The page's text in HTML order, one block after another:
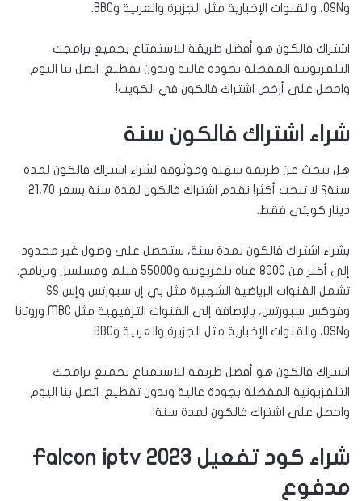
وOSN، والقنوات الإخبارية مثل الجزيرة والعربية وBBC.
اشتراك فالكون هو أفضل طريقة للاستمتاع بجميع برامجك
التلفزيونية المفضلة بجودة عالية وبدون تقطيع. اتصل بنا اليوم
واحصل على أرخص اشتراك فالكون في الكويت!
شراء اشتراك فالكون سنة
هل تبحث عن طريقة سهلة وموثوقة لشراء اشتراك فالكون لمدة
سنة؟ لا تبحث أكثر! نقدم اشتراك فالكون لمدة سنة بسعر 21,70
دينار كويتي فقط.
بشراء اشتراك فالكون لمدة سنة، ستحصل على وصول غير محدود
إلى أكثر من 8000 قناة تلفزيونية و55000 فيلم ومسلسل وبرنامج.
تشمل القنوات الرياضية الشهيرة مثل بي إن سبورتس وإس SS
وفوكس سبورتس، بالإضافة إلى القنوات الترفيهية مثل MBC وروتانا
وOSN، والقنوات الإخبارية مثل الجزيرة والعربية وBBC.
اشتراك فالكون هو أفضل طريقة للاستمتاع بجميع برامجك
التلفزيونية المفضلة بجودة عالية وبدون تقطيع. اتصل بنا اليوم
واحصل على اشتراك فالكون لمدة سنة!
شراء كود تفعيل Falcon iptv 2023
مدفوع